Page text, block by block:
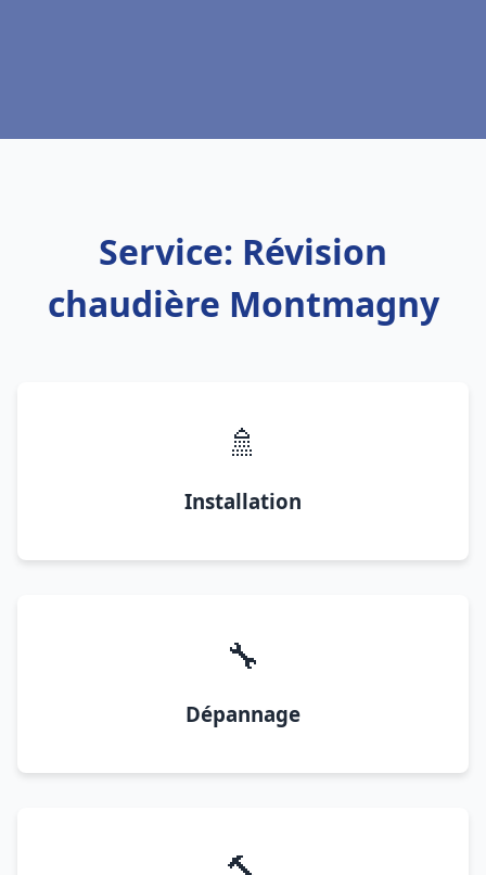
Service: Révision
chaudière Montmagny
🚿
Installation
🔧
Dépannage